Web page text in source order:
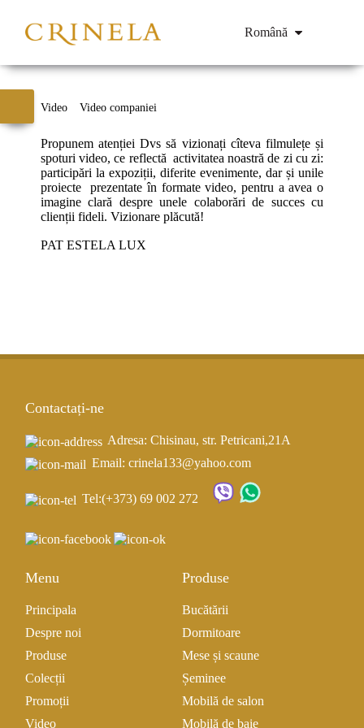
Română
Video Video companiei
Propunem atenției Dvs să vizionați cîteva filmulețe și
spoturi video, ce reflectă activitatea noastră de zi cu zi:
participări la expoziții, diferite evenimente, dar și unile
proiecte prezentate în formate video, pentru a avea o
imagine clară despre unele colaborări de succes cu
clienții fideli. Vizionare plăcută!
PAT ESTELA LUX
Contactați-ne
Adresa: Chisinau, str. Petricani,21A
Email: crinela133@yahoo.com
Tel:(+373) 69 002 272
Menu
Principala
Despre noi
Produse
Colecții
Promoții
Video
Produse
Bucătării
Dormitoare
Mese și scaune
Șeminee
Mobilă de salon
Mobilă de baie